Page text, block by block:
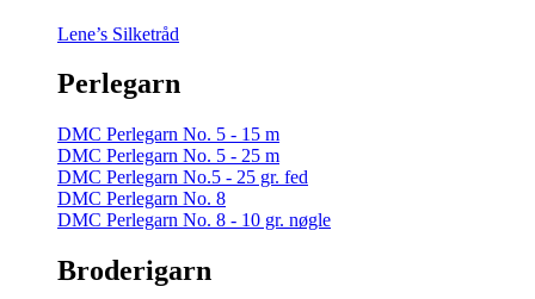
Lene’s Silketråd
Perlegarn
DMC Perlegarn No. 5 - 15 m
DMC Perlegarn No. 5 - 25 m
DMC Perlegarn No.5 - 25 gr. fed
DMC Perlegarn No. 8
DMC Perlegarn No. 8 - 10 gr. nøgle
Broderigarn